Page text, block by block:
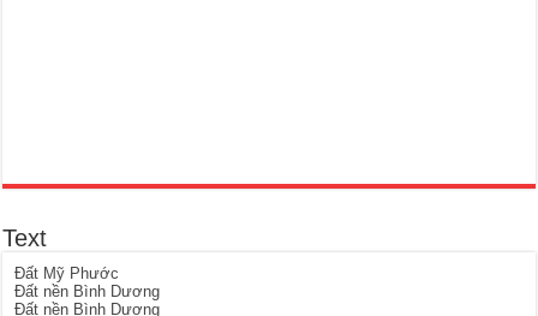
Text
Đất Mỹ Phước
Đất nền Bình Dương
Đất nền Bình Dương